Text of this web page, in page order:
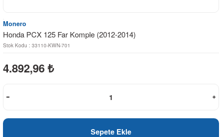
Monero
Honda PCX 125 Far Komple (2012-2014)
Stok Kodu : 33110-KWN-701
4.892,96 ₺
Sepete Ekle